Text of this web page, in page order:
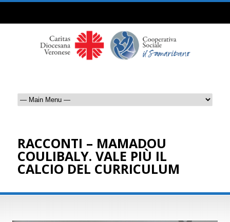
RACCONTI – MAMADOU
COULIBALY. VALE PIÙ IL
CALCIO DEL CURRICULUM